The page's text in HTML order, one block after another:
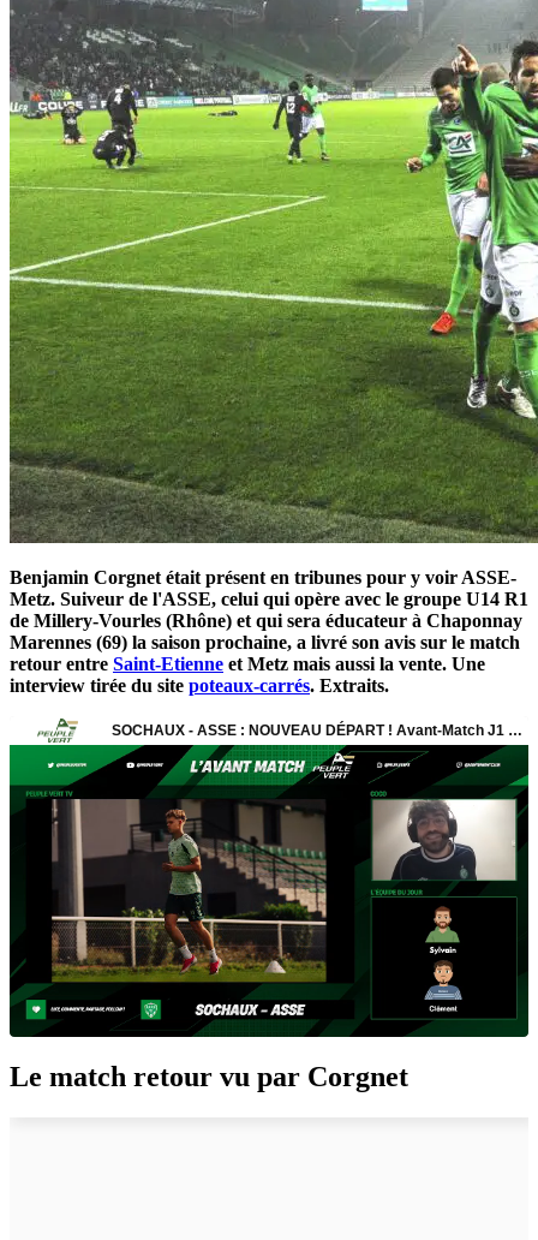
Benjamin Corgnet était présent en tribunes pour y voir ASSE-
Metz. Suiveur de l'ASSE, celui qui opère avec le groupe U14 R1
de Millery-Vourles (Rhône) et qui sera éducateur à Chaponnay
Marennes (69) la saison prochaine, a livré son avis sur le match
retour entre Saint-Etienne et Metz mais aussi la vente. Une
interview tirée du site poteaux-carrés. Extraits.
Le match retour vu par Corgnet